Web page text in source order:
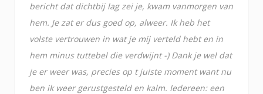
bericht dat dichtbij lag zei je, kwam vanmorgen van
hem. Je zat er dus goed op, alweer. Ik heb het
volste vertrouwen in wat je mij verteld hebt en in
hem minus tuttebel die verdwijnt -) Dank je wel dat
je er weer was, precies op t juiste moment want nu
ben ik weer gerustgesteld en kalm. Iedereen: een